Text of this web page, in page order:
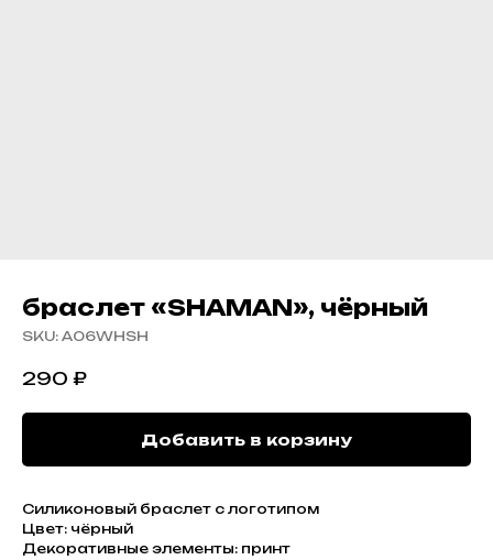
браслет «SHAMAN», чёрный
SKU: A06WHSH
290 ₽
Добавить в корзину
Cиликоновый браслет с логотипом
Цвет: чёрный
Декоративные элементы: принт